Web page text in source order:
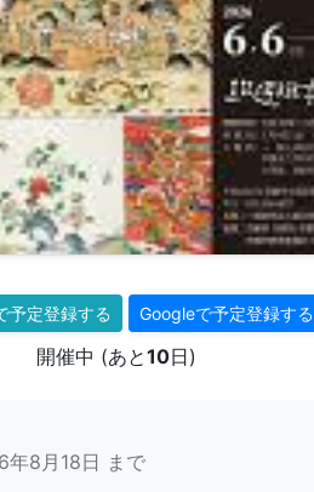
予定登録する Googleで予定登録する
開催中 (あと10日)
8月18日 まで